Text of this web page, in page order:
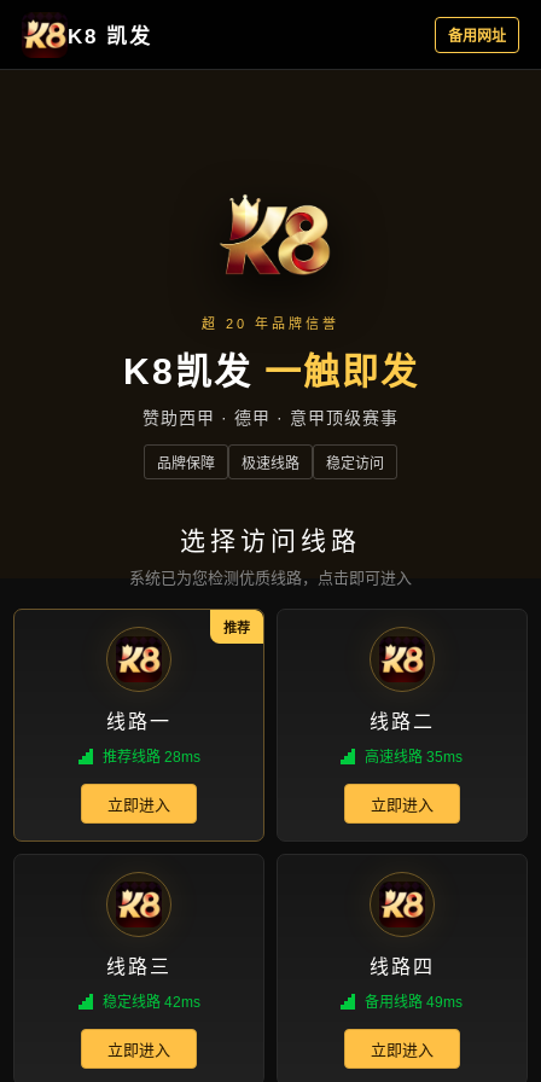
产品总览
首页 产品总览